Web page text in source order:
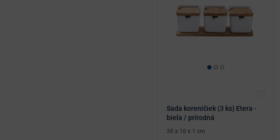
Sada koreničiek (3 ks) Etera -
biela / prírodná
30 x 10 x 1 cm